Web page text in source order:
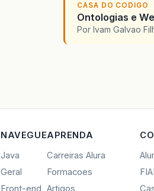
CASA DO CODIGO
Ontologias e
Por Ivam Galvao
NAVEGUE
Java
Geral
Front-end
APRENDA
Carreiras Alura
Formacoes
Artigos